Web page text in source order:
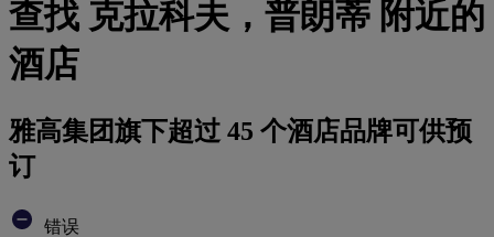
查找 克拉科夫，普朗蒂 附近的
酒店
雅高集团旗下超过 45 个酒店品牌可供预
订
错误